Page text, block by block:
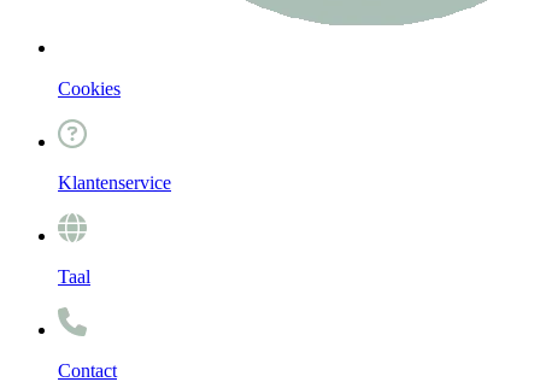
Cookies
Klantenservice
Taal
Contact